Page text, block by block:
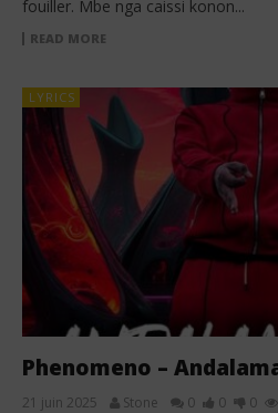
fouiller. Mbe nga caissi konon...
READ MORE
LYRICS
Phenomeno –
21 juin 2025 Stone 0 0 0